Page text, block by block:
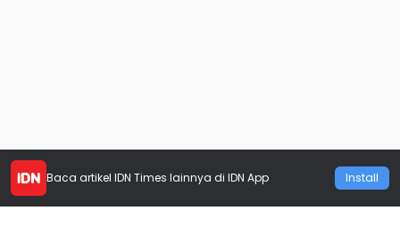
Baca artikel IDN Times lainnya di IDN App Install